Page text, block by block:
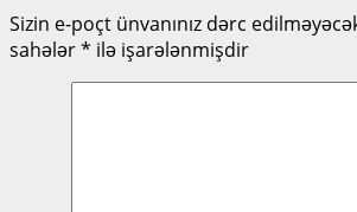
Sizin e-poçt ünvanınız dərc
sahələr* ilə işarələnmişdir